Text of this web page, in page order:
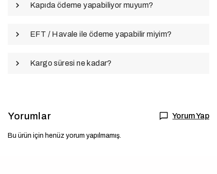
Kapıda ödeme yapabiliyor muyum?
EFT / Havale ile ödeme yapabilir miyim?
Kargo süresi ne kadar?
Yorumlar Yorum Yap
Bu ürün için henüz yorum yapılmamış.